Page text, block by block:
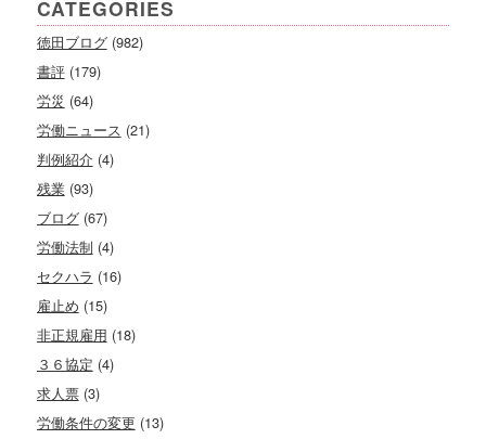
CATEGORIES
徳田ブログ(982)
書評(179)
労災 (64)
労働ニュース (21)
判例紹介(4)
残業(93)
ブログ(67)
労働法制 (4)
セクハラ (16)
雇止め (15)
非正規雇用 (18)
３６協定 (4)
求人票(3)
労働条件の変更 (13)